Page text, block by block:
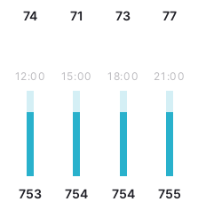
74 71 73 77
12:00
753
15:00
754
18:00
754
21:00
755